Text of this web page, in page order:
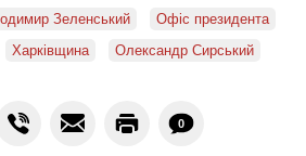
Зеленський
Офіс президента
Харківщина Олександр Сирський
0